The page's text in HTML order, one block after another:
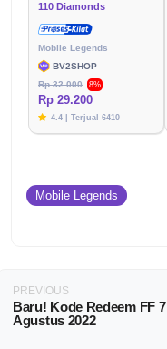
110 Diamonds
Mobile Legends
BV2SHOP
Rp 32.000
8%
Rp 29.200
4.4 | Terjual 6410
Mobile Legends
PREVIOUS
Baru! Kode Redeem FF 7
Agustus 2022